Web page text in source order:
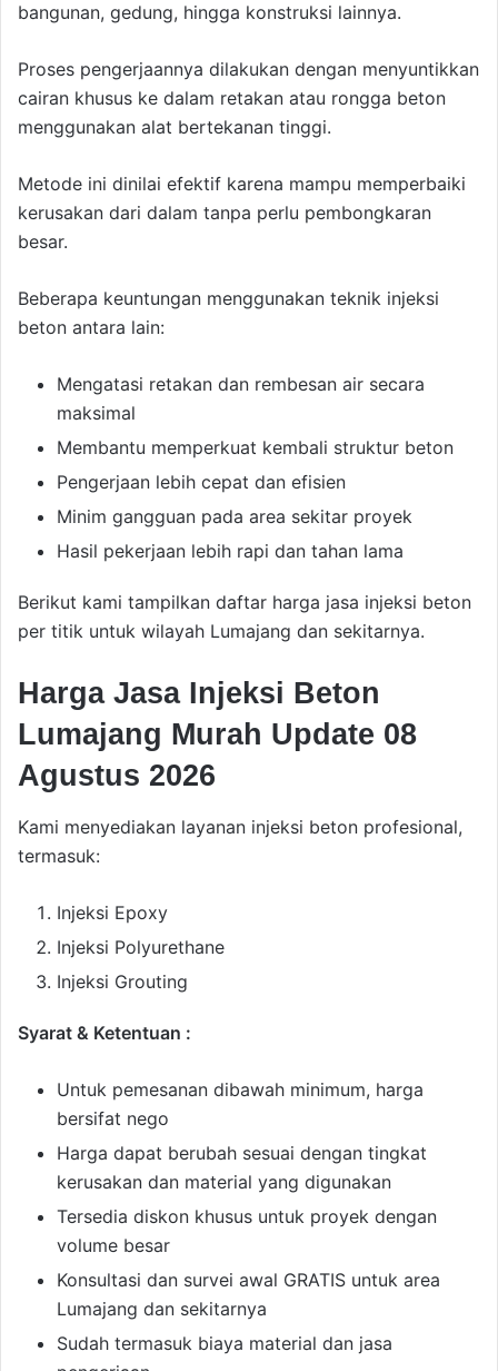
bangunan, gedung, hingga konstruksi lainnya.
Proses pengerjaannya dilakukan dengan menyuntikkan
cairan khusus ke dalam retakan atau rongga beton
menggunakan alat bertekanan tinggi.
Metode ini dinilai efektif karena mampu memperbaiki
kerusakan dari dalam tanpa perlu pembongkaran
besar.
Beberapa keuntungan menggunakan teknik injeksi
beton antara lain:
Mengatasi retakan dan rembesan air secara
maksimal
Membantu memperkuat kembali struktur beton
Pengerjaan lebih cepat dan efisien
Minim gangguan pada area sekitar proyek
Hasil pekerjaan lebih rapi dan tahan lama
Berikut kami tampilkan daftar harga jasa injeksi beton
per titik untuk wilayah Lumajang dan sekitarnya.
Harga Jasa Injeksi Beton
Lumajang Murah Update 08
Agustus 2026
Kami menyediakan layanan injeksi beton profesional,
termasuk:
Injeksi Epoxy
Injeksi Polyurethane
Injeksi Grouting
Syarat & Ketentuan :
Untuk pemesanan dibawah minimum, harga
bersifat nego
Harga dapat berubah sesuai dengan tingkat
kerusakan dan material yang digunakan
Tersedia diskon khusus untuk proyek dengan
volume besar
Konsultasi dan survei awal GRATIS untuk area
Lumajang dan sekitarnya
Sudah termasuk biaya material dan jasa